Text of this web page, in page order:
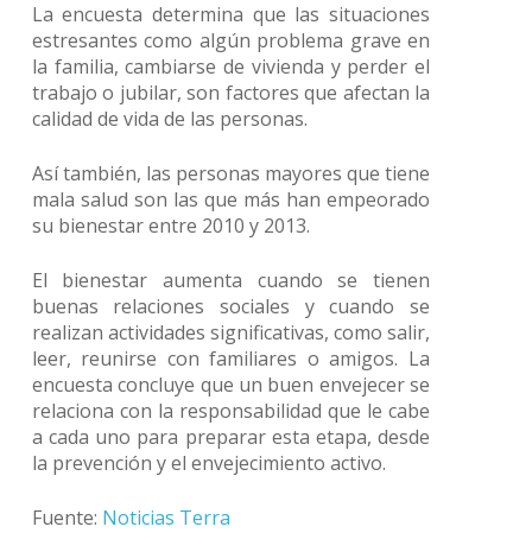
La encuesta determina que las situaciones
estresantes como algún problema grave en
la familia, cambiarse de vivienda y perder el
trabajo o jubilar, son factores que afectan la
calidad de vida de las personas.
Así también, las personas mayores que tiene
mala salud son las que más han empeorado
su bienestar entre 2010 y 2013.
El bienestar aumenta cuando se tienen
buenas relaciones sociales y cuando se
realizan actividades significativas, como salir,
leer, reunirse con familiares o amigos. La
encuesta concluye que un buen envejecer se
relaciona con la responsabilidad que le cabe
a cada uno para preparar esta etapa, desde
la prevención y el envejecimiento activo.
Fuente: Noticias Terra